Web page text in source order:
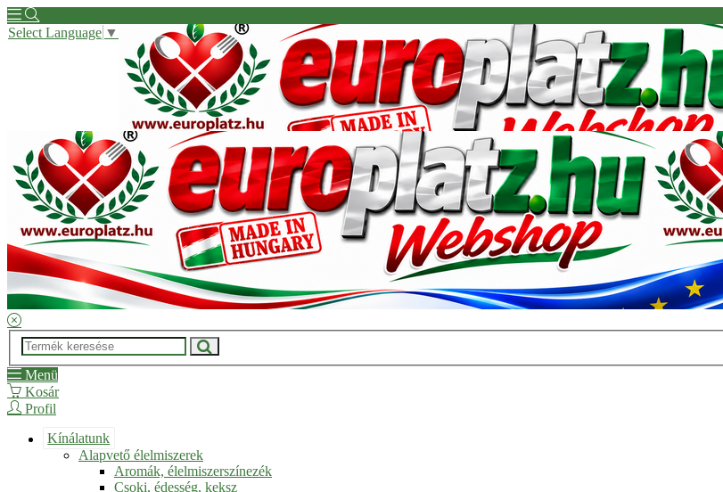
Select Language ▼
Hírek
Kapcsolat
Kérdése van?
Regisztrációs segítség
ÁSZF
Menü
Kosár
Profil
Kínálatunk
Alapvető élelmiszerek
Aromák, élelmiszerszínezék
Csoki, édesség, keksz